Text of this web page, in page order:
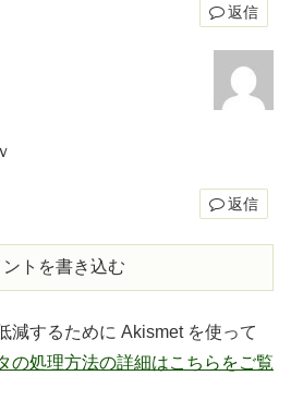
返信
返信
ントを書き込む
減するために Akismet を使って
の処理方法の詳細はこちらをご覧